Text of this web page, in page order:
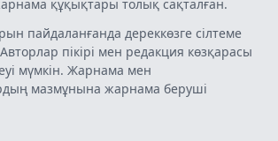
құқықтары толық сақталған.
пайдаланғанда дереккөзге сілтеме
Авторлар пікірі мен редакция көзқарасы
мүмкін. Жарнама мен
мазмұнына жарнама беруші